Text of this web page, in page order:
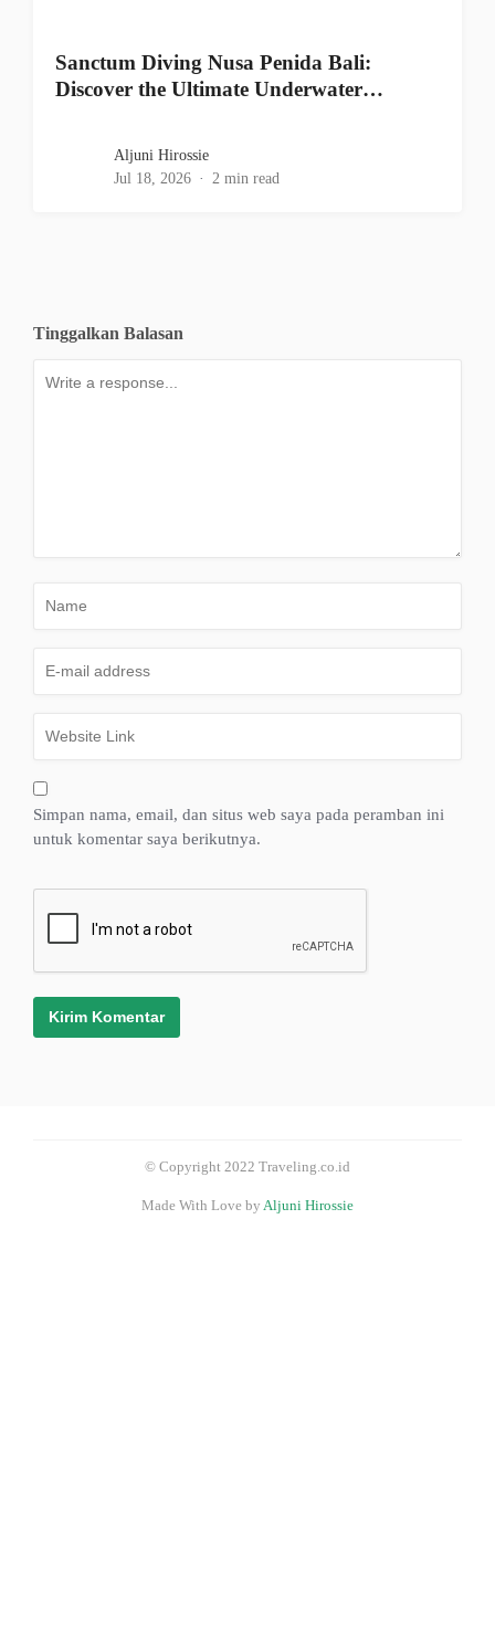
Sanctum Diving Nusa Penida Bali:
Discover the Ultimate Underwater…
Aljuni Hirossie
Jul 18, 2026
2 min read
Tinggalkan Balasan
Simpan nama, email, dan situs web saya pada peramban ini
untuk komentar saya berikutnya.
© Copyright 2022 Traveling.co.id
Made With Love by Aljuni Hirossie